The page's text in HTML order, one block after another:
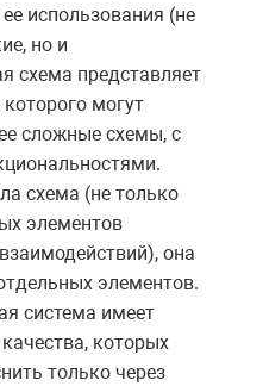
использования (не
но и
схема представляет
могут
сложные схемы, с
схема (не только
элементов
она
элементов.
система имеет
которых
только через